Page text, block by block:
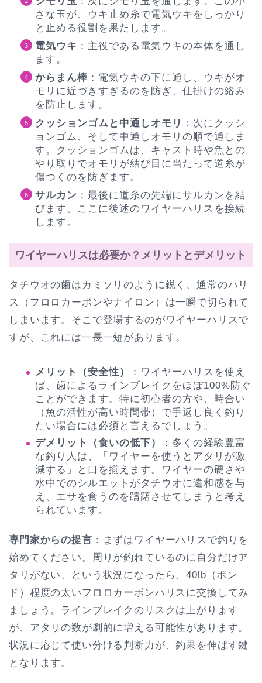
さな玉が、ウキ止め糸で電気ウキをしっかり
と止める役割を果たします。
電気ウキ ：主役である電気ウキの本体を通し
ます。
からまん棒 ：電気ウキの下に通し、ウキがオ
モリに近づきすぎるのを防ぎ、仕掛けの絡み
を防止します。
クッションゴムと中通しオモリ ：次にクッシ
ョンゴム、そして中通しオモリの順で通しま
す。クッションゴムは、キャスト時や魚との
やり取りでオモリが結び目に当たって道糸が
傷つくのを防ぎます。
サルカン ：最後に道糸の先端にサルカンを結
びます。ここに後述のワイヤーハリスを接続
します。
ワイヤーハリスは必要か？メリットとデメリット
タチウオの歯はカミソリのように鋭く、通常のハリ
ス（フロロカーボンやナイロン）は一瞬で切られて
しまいます。そこで登場するのがワイヤーハリスで
すが、これには一長一短があります。
メリット（安全性）
：ワイヤーハリスを使え
ば、歯によるラインブレイクをほぼ100%防ぐ
ことができます。特に初心者の方や、時合い
（魚の活性が高い時間帯）で手返し良く釣り
たい場合には必須と言えるでしょう。
デメリット（食いの低下）
：多くの経験豊富
な釣り人は、「ワイヤーを使うとアタリが激
減する」と口を揃えます。ワイヤーの硬さや
水中でのシルエットがタチウオに違和感を与
え、エサを食うのを躊躇させてしまうと考え
られています。
専門家からの提言 ：まずはワイヤーハリスで釣りを
始めてください。周りが釣れているのに自分だけア
タリがない、という状況になったら、40lb（ポン
ド）程度の太いフロロカーボンハリスに交換してみ
ましょう。ラインブレイクのリスクは上がります
が、アタリの数が劇的に増える可能性があります。
状況に応じて使い分ける判断力が、釣果を伸ばす鍵
となります。